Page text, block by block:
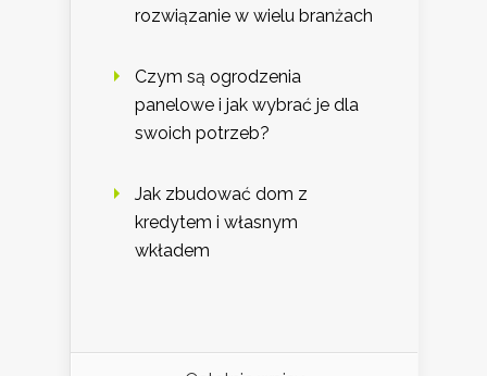
rozwiązanie w wielu branżach
Czym są ogrodzenia
panelowe i jak wybrać je dla
swoich potrzeb?
Jak zbudować dom z
kredytem i własnym
wkładem